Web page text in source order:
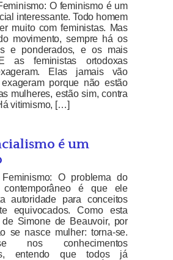
O feminismo é um
interessante. Todo homem
muito com feministas. Mas
movimento, sempre há os
e ponderados, e os mais
as feministas ortodoxas
Elas jamais vão
porque não estão
mulheres, estão sim, contra
vitimismo, […]
é um
O problema do
contemporâneo é que ele
autoridade para conceitos
equivocados. Como esta
Simone de Beauvoir, por
se nasce mulher: torna-se.
nos conhecimentos
entendo que todos já